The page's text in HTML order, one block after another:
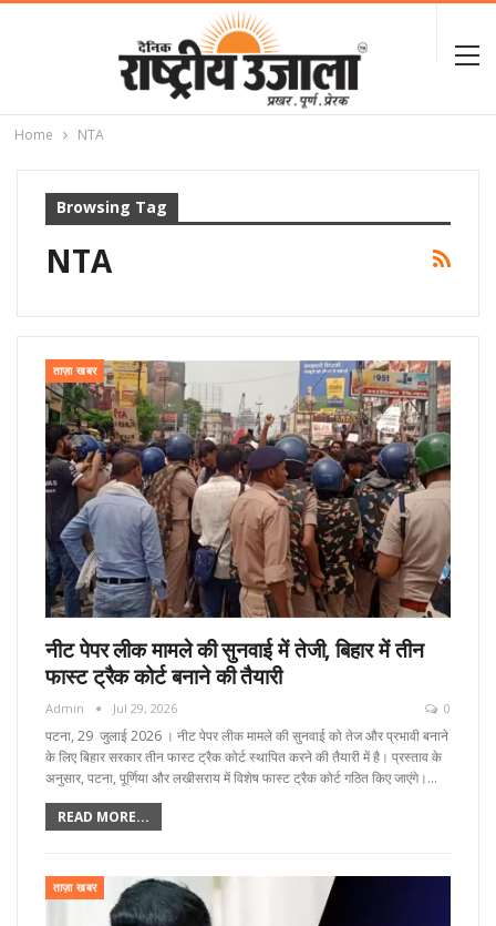
Home NTA
Browsing Tag
NTA
ताज़ा खबर
नीट पेपर लीक मामले की सुनवाई में तेजी, बिहार में तीन
फास्ट ट्रैक कोर्ट बनाने की तैयारी
Admin Jul 29, 2026 0
पटना, 29 जुलाई 2026 । नीट पेपर लीक मामले की सुनवाई को तेज और प्रभावी बनाने
के लिए बिहार सरकार तीन फास्ट ट्रैक कोर्ट स्थापित करने की तैयारी में है। प्रस्ताव के
अनुसार, पटना, पूर्णिया और लखीसराय में विशेष फास्ट ट्रैक कोर्ट गठित किए जाएंगे।…
READ MORE...
ताज़ा खबर